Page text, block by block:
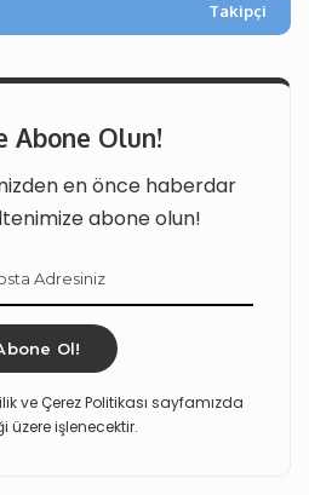
Takipçi
Abone Olun!
en önce haberdar
abone olun!
Ol!
ve Çerez Politikası sayfamızda
üzere işlenecektir.